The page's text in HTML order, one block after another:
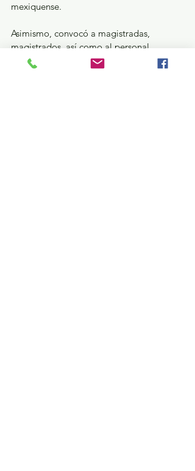
mexiquense.
Asimismo, convocó a magistradas,
magistrados, así como al personal
jurisdiccional y administrativo, a trabajar